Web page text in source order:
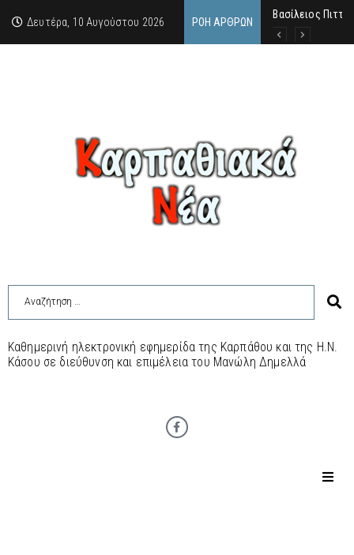
Δευτέρα, 10 Αυγούστου 2026 ΡΟΉ ΆΡΘΡΩΝ
Βασίλειος
Σαν σήμερα,
Μανόλης Μελάς:
Καθημερινή ηλεκτρονική εφημερίδα της Καρπάθου και της Η.Ν.
Κάσου σε διεύθυνση και επιμέλεια του Μανώλη Δημελλά